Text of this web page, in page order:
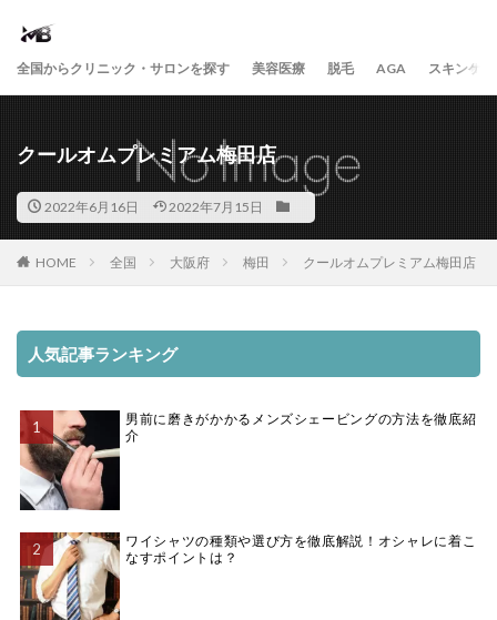
全国からクリニック・サロンを探す 美容医療 脱毛 AGA スキンケア
クールオムプレミアム梅田店
2022年6月16日 2022年7月15日
HOME 全国 大阪府 梅田 クールオムプレミアム梅田店
人気記事ランキング
男前に磨きがかかるメンズシェービングの方法を徹底紹
介
ワイシャツの種類や選び方を徹底解説！オシャレに着こ
なすポイントは？